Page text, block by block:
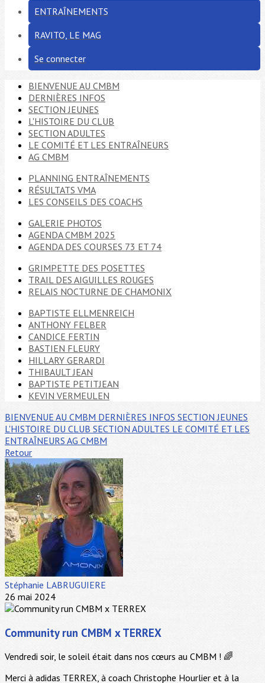
ENTRAÎNEMENTS
RAVITO, LE MAG
Se connecter
BIENVENUE AU CMBM
DERNIÈRES INFOS
SECTION JEUNES
L'HISTOIRE DU CLUB
SECTION ADULTES
LE COMITÉ ET LES ENTRAÎNEURS
AG CMBM
PLANNING ENTRAÎNEMENTS
RÉSULTATS VMA
LES CONSEILS DES COACHS
GALERIE PHOTOS
AGENDA CMBM 2025
AGENDA DES COURSES 73 ET 74
GRIMPETTE DES POSETTES
TRAIL DES AIGUILLES ROUGES
RELAIS NOCTURNE DE CHAMONIX
BAPTISTE ELLMENREICH
ANTHONY FELBER
CANDICE FERTIN
BASTIEN FLEURY
HILLARY GERARDI
THIBAULT JEAN
BAPTISTE PETITJEAN
KEVIN VERMEULEN
BIENVENUE AU CMBM DERNIÈRES INFOS SECTION JEUNES
L'HISTOIRE DU CLUB SECTION ADULTES LE COMITÉ ET LES
ENTRAÎNEURS AG CMBM
Retour
Stéphanie LABRUGUIERE
26 mai 2024
Community run CMBM x TERREX
Vendredi soir, le soleil était dans nos cœurs au CMBM ! 🌈
Merci à adidas TERREX, à coach Christophe Hourlier et à la